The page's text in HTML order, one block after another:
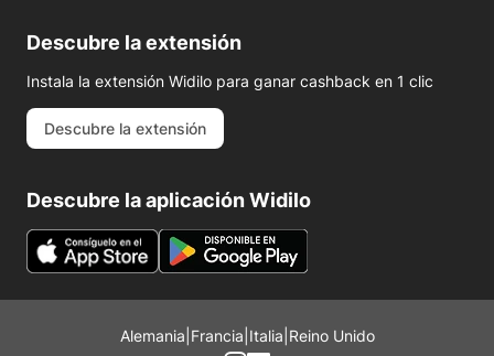
Descubre la extensión
Instala la extensión Widilo para ganar cashback en 1 clic
Descubre la extensión
Descubre la aplicación Widilo
Alemania Francia Italia Reino Unido